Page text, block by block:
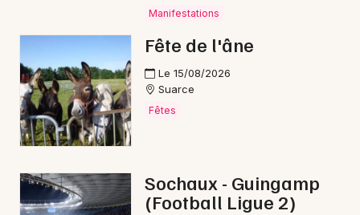
Soirées en Bourgogne-Franche-Comté
Artistes en tournée
Manifestations
Fête de l'âne
Le 15/08/2026
Suarce
Fêtes
Sochaux - Guingamp
(Football Ligue 2)